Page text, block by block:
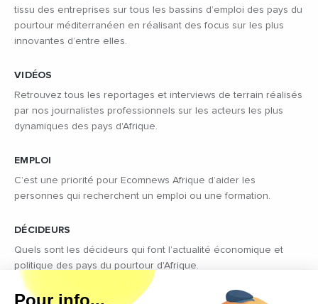
tissu des entreprises sur tous les bassins d’emploi des pays du
pourtour méditerranéen en réalisant des focus sur les plus
innovantes d’entre elles.
VIDÉOS
Retrouvez tous les reportages et interviews de terrain réalisés
par nos journalistes professionnels sur les acteurs les plus
dynamiques des pays d'Afrique.
EMPLOI
C’est une priorité pour Ecomnews Afrique d’aider les
personnes qui recherchent un emploi ou une formation.
DÉCIDEURS
Quels sont les décideurs qui font l’actualité économique et
politique des pays du pourtour d'Afrique.